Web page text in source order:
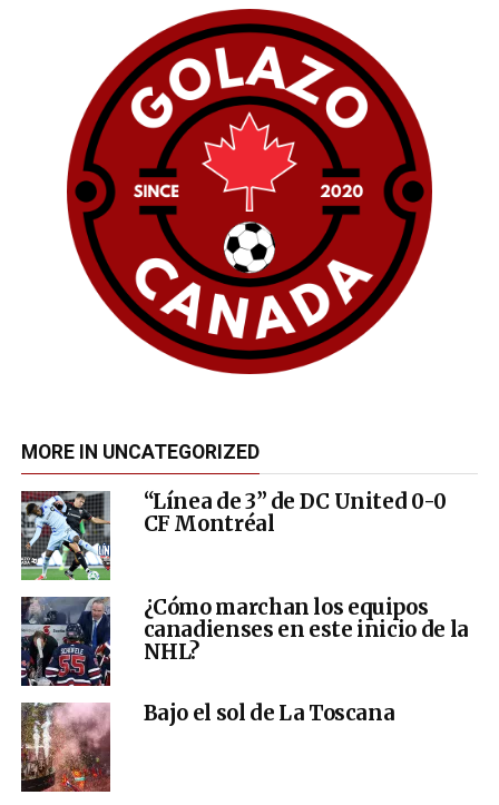
MORE IN UNCATEGORIZED
“Línea de 3” de DC United 0-0
CF Montréal
¿Cómo marchan los equipos
canadienses en este inicio de la
NHL?
Bajo el sol de La Toscana